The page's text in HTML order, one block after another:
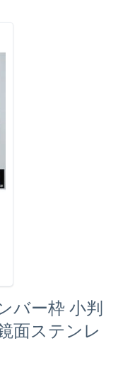
バー枠 小判
面ステンレ